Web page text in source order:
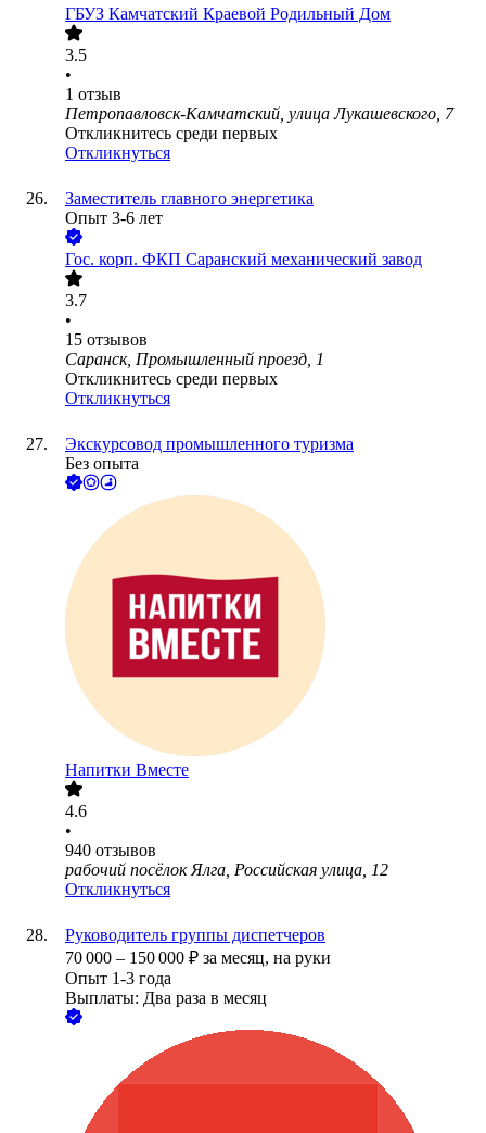
ГБУЗ Камчатский Краевой Родильный Дом
3.5
•
1 отзыв
Петропавловск-Камчатский, улица Лукашевского, 7
Откликнитесь среди первых
Откликнуться
Заместитель главного энергетика
Опыт 3-6 лет
Гос. корп. ФКП Саранский механический завод
3.7
•
15 отзывов
Саранск, Промышленный проезд, 1
Откликнитесь среди первых
Откликнуться
Экскурсовод промышленного туризма
Без опыта
Напитки Вместе
4.6
•
940 отзывов
рабочий посёлок Ялга, Российская улица, 12
Откликнуться
Руководитель группы диспетчеров
70 000 – 150 000 ₽ за месяц, на руки
Опыт 1-3 года
Выплаты: Два раза в месяц